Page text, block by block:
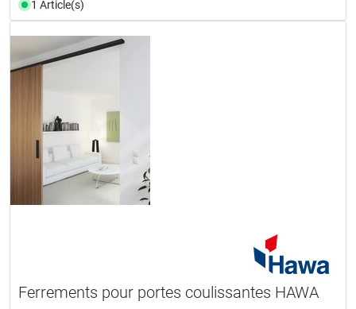
1 Article(s)
Ferrements pour portes coulissantes HAWA